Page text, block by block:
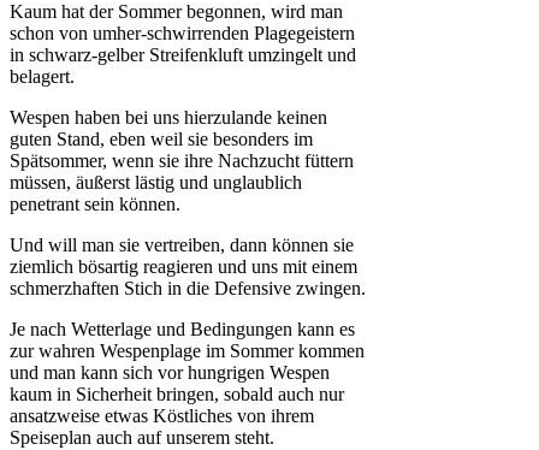
Kaum hat der Sommer begonnen, wird man
schon von umher-schwirrenden Plagegeistern
in schwarz-gelber Streifenkluft umzingelt und
belagert.
Wespen haben bei uns hierzulande keinen
guten Stand, eben weil sie besonders im
Spätsommer, wenn sie ihre Nachzucht füttern
müssen, äußerst lästig und unglaublich
penetrant sein können.
Und will man sie vertreiben, dann können sie
ziemlich bösartig reagieren und uns mit einem
schmerzhaften Stich in die Defensive zwingen.
Je nach Wetterlage und Bedingungen kann es
zur wahren Wespenplage im Sommer kommen
und man kann sich vor hungrigen Wespen
kaum in Sicherheit bringen, sobald auch nur
ansatzweise etwas Köstliches von ihrem
Speiseplan auch auf unserem steht.